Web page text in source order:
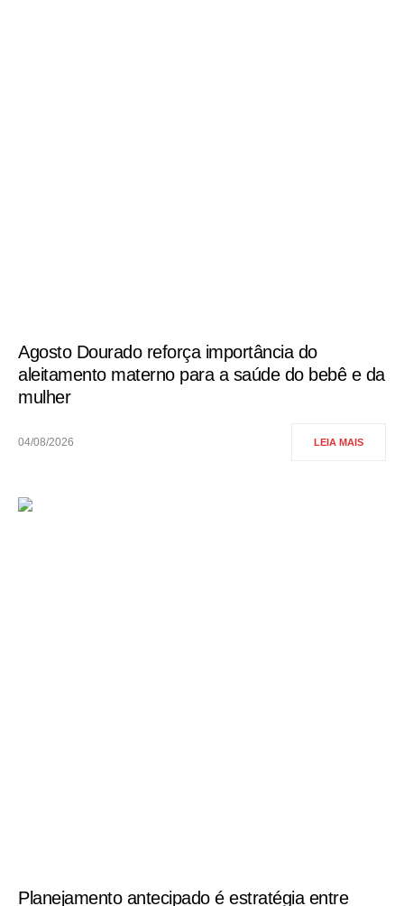
Agosto Dourado reforça importância do
aleitamento materno para a saúde do bebê e da
mulher
04/08/2026 LEIA MAIS
Planejamento antecipado é estratégia entre